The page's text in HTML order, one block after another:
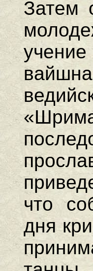
Затем
что
дня